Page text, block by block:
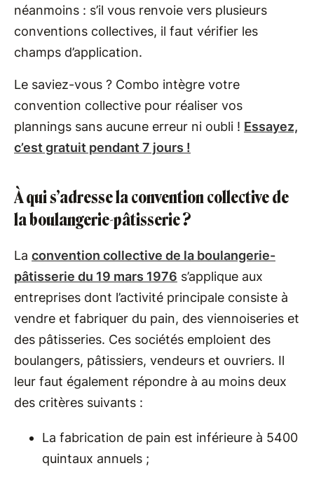
néanmoins : s’il vous renvoie vers plusieurs
conventions collectives, il faut vérifier les
champs d’application.
Le saviez-vous ? Combo intègre votre
convention collective pour réaliser vos
plannings sans aucune erreur ni oubli ! Essayez,
c’est gratuit pendant 7 jours !
À qui s’adresse la convention collective de
la boulangerie-pâtisserie ?
La convention collective de la boulangerie-
pâtisserie du 19 mars 1976 s’applique aux
entreprises dont l’activité principale consiste à
vendre et fabriquer du pain, des viennoiseries et
des pâtisseries. Ces sociétés emploient des
boulangers, pâtissiers, vendeurs et ouvriers. Il
leur faut également répondre à au moins deux
des critères suivants :
La fabrication de pain est inférieure à 5400
quintaux annuels ;